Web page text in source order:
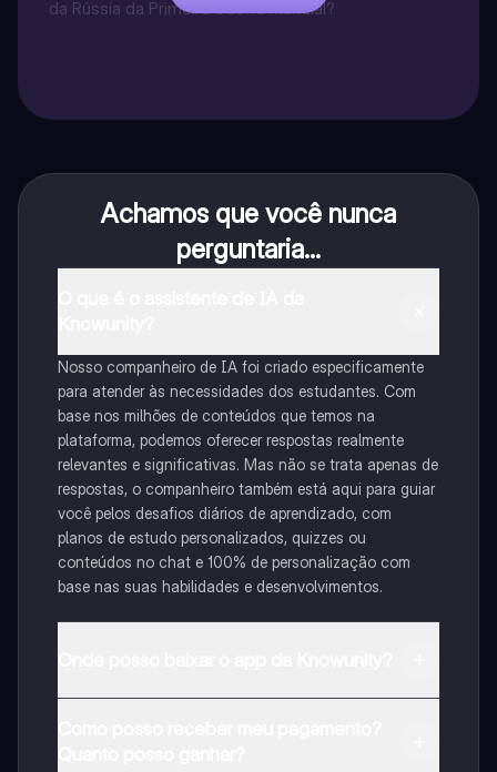
Verdadeiro ou Falso?
da Rússia da Primeira Guerra Mundial?
Achamos que você nunca
perguntaria...
Nosso companheiro de IA foi criado especificamente
para atender às necessidades dos estudantes. Com
base nos milhões de conteúdos que temos na
plataforma, podemos oferecer respostas realmente
relevantes e significativas. Mas não se trata apenas de
respostas, o companheiro também está aqui para guiar
você pelos desafios diários de aprendizado, com
planos de estudo personalizados, quizzes ou
conteúdos no chat e 100% de personalização com
base nas suas habilidades e desenvolvimentos.